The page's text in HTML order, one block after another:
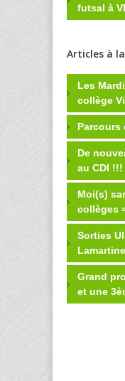
futsal à
Articles à
Les
collège
Parcours
De
au CDI !!!
Moi(s)
collèges
Sorties
Lamartine
Grand
et une